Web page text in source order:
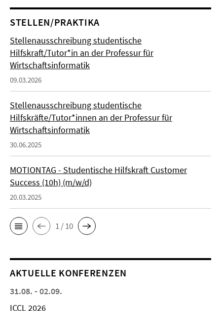
STELLEN/PRAKTIKA
Stellenausschreibung studentische
Hilfskraft/Tutor*in an der Professur für
Wirtschaftsinformatik
09.03.2026
Stellenausschreibung studentische
Hilfskräfte/Tutor*innen an der Professur für
Wirtschaftsinformatik
30.06.2025
MOTIONTAG - Studentische Hilfskraft Customer
Success (10h) (m/w/d)
20.03.2025
1 / 10
AKTUELLE KONFERENZEN
31.08. - 02.09.
ICCL 2026